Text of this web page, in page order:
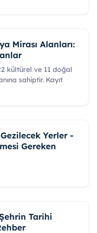
Mirası Alanları:
kültürel ve 11 doğal
sahiptir. Kayıt
Yerler -
Gereken
Tarihi